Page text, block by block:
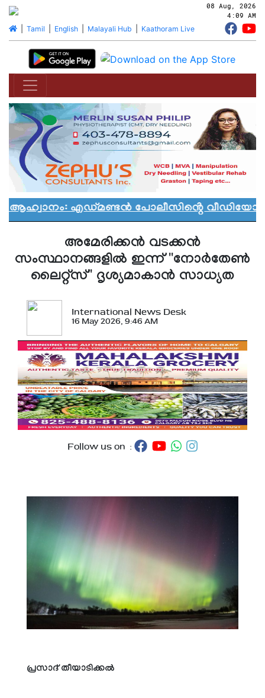
08 Aug, 2026
4:09 AM
| Tamil English| Malayali Hub Kaathoram Live
എഡ്മണ്ടൻ പോലീസിൻ്റെ വീഡിയോ
അമേരിക്കന്‍ വടക്കന്‍
സംസ്ഥാനങ്ങളില്‍ ഇന്ന് ''നോര്‍തേണ്‍
ലൈറ്റ്‌സ്'' ദൃശ്യമാകാന്‍ സാധ്യത
International News Desk
16 May 2026, 9:46 AM
Follow us on :
പ്രസാദ് തീയാടിക്കല്‍